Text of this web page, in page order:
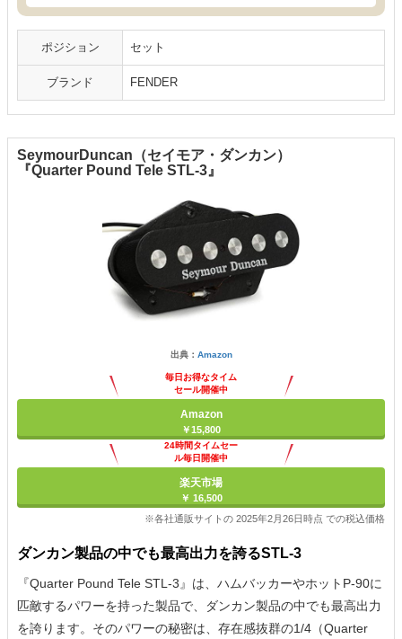
ポジション セット
ブランド FENDER
SeymourDuncan（セイモア・ダンカン）
『Quarter Pound Tele STL-3』
出典： Amazon
毎日お得なタイム
セール開催中
Amazon
￥15,800
24時間タイムセー
ル毎日開催中
楽天市場
￥ 16,500
※各社通販サイトの 2025年2月26日時点 での税込価格
ダンカン製品の中でも最高出力を誇るSTL-3
『Quarter Pound Tele STL-3』は、ハムバッカーやホットP-90に
匹敵するパワーを持った製品で、ダンカン製品の中でも最高出力
を誇ります。そのパワーの秘密は、存在感抜群の1/4（Quarter